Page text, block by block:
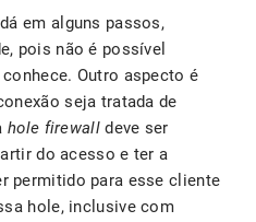
em alguns passos,
pois não é possível
Outro aspecto é
seja tratada de
hole firewalldeve ser
do acesso e ter a
permitido para esse cliente
hole, inclusive com